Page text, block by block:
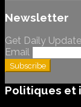
Newsletter
Get Daily
Email
Politiques et